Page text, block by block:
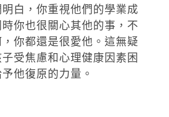
白，你重視他們的學業成
你也很關心其他的事，不
你都還是很愛他。這無疑
受焦慮和心理健康因素困
他復原的力量。